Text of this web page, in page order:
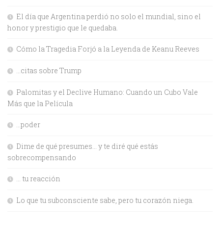
El día que Argentina perdió no solo el mundial, sino el
honor y prestigio que le quedaba.
Cómo la Tragedia Forjó a la Leyenda de Keanu Reeves
…citas sobre Trump
Palomitas y el Declive Humano: Cuando un Cubo Vale
Más que la Película
…poder
Dime de qué presumes… y te diré qué estás
sobrecompensando
… tu reacción
Lo que tu subconsciente sabe, pero tu corazón niega.